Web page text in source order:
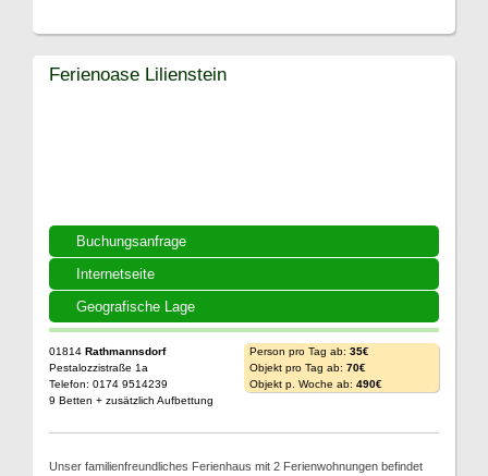
Buchungsanfrage
Internetseite
Geografische Lage
Ferienoase Lilienstein
01814 Rathmannsdorf
Pestalozzistraße 1a
Telefon: 0174 9514239
9 Betten + zusätzlich Aufbettung
Person pro Tag ab: 35€
Objekt pro Tag ab: 70€
Objekt p. Woche ab: 490€
Unser familienfreundliches Ferienhaus mit 2 Ferienwohnungen befindet